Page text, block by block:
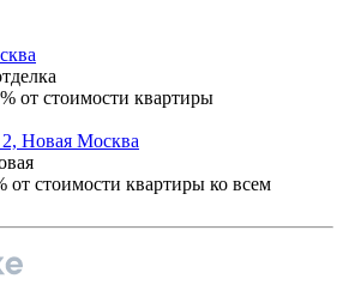
от стоимости квартиры
Новая Москва
стоимости квартиры ко всем